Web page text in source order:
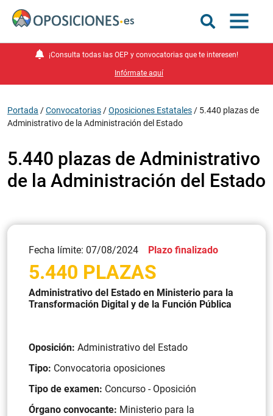
¡Consulta todas las OEP y convocatorias que te interesen!
Infórmate aquí
Portada /Convocatorias /Oposiciones Estatales / 5.440 plazas de
Administrativo de la Administración del Estado
5.440 plazas de Administrativo
de la Administración del Estado
Fecha límite: 07/08/2024 Plazo finalizado
5.440 PLAZAS
Administrativo del Estado en Ministerio para la
Transformación Digital y de la Función Pública
Oposición: Administrativo del Estado
Tipo: Convocatoria oposiciones
Tipo de examen: Concurso - Oposición
Órgano convocante: Ministerio para la